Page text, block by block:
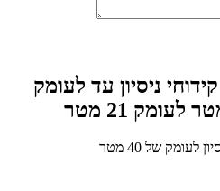
קידוחי ניסיון עד לעומק